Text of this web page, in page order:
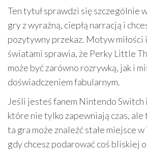
Ten tytuł sprawdzi się szczególnie
gry z wyraźną, ciepłą narracją i
pozytywny przekaz. Motyw miłości
światami sprawia, że Perky Little
może być zarówno rozrywką, jak i
doświadczeniem fabularnym.
Jeśli jesteś fanem Nintendo Switch
które nie tylko zapewniają czas,
ta gra może znaleźć stałe miejsce
gdy chcesz podarować coś bliskiej